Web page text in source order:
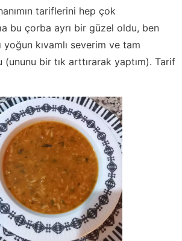
tariflerini hep çok
bu çorba ayrı bir güzel oldu, ben
yoğun kıvamlı severim ve tam
bir tık arttırarak yaptım). Tarif